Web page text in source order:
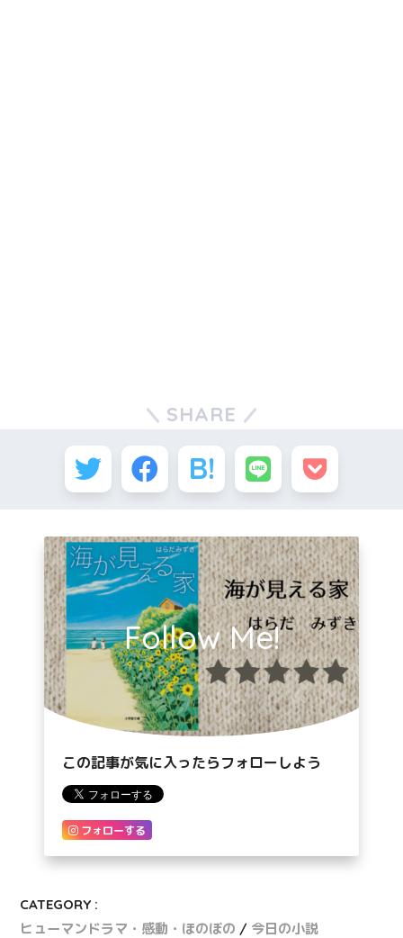
SHARE
Follow Me!
この記事が気に入ったらフォローしよう
フォローする
CATEGORY :
ヒューマンドラマ・感動・ほのぼの
今日の小説